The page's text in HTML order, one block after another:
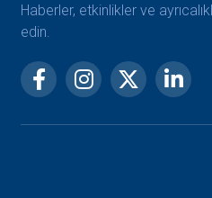
Haberler, etkinlikler ve
edin.